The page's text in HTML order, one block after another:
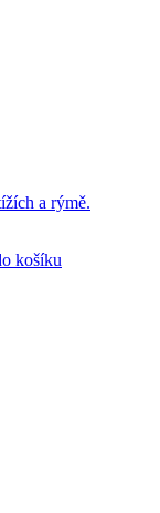
a rýmě.
košíku